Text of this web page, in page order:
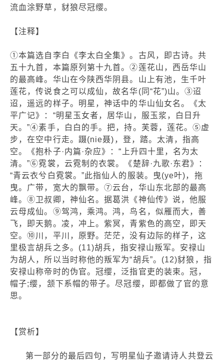
流血涂野草，豺狼尽冠缨。
【注释】
①本篇选自李白《李太白全集》。古风，即古诗。共
五十九首，本篇原列第十九首。②莲花山，西岳华山
的最高峰。华山在今陕西华阴县。山上有池，生千叶
莲花，传说食之可以成仙，故名华(同“花”)山。③迢
迢，遥远的样子。明星，神话中的华山仙女名。《太
平广记》：“明星玉女者，居华山，服玉浆，白日升
天。”④素手，白白的手。把，持。芙蓉，莲花。⑤虚
步，在空中行走。蹑(nie聂)，登，踏。太清，指高
空。《抱朴子·内篇·杂应》：“上升四十里，名为太
清。”⑥霓裳，云霓制的衣裳。《楚辞·九歌·东君》：
“青云衣兮白霓裳。”此指仙人的服装。曳(ye叶)，拖
曳。广带，宽大的飘带。⑦云台，华山东北部的最高
峰。⑧卫叔卿，神仙名。据葛洪《神仙传》说，他服
云母成仙。⑨驾鸿，乘鸿。鸿，鸟名，似雁而大，善
飞，即天鹅。凌，冲上。紫冥，青紫色的高空，即天
空。⑩川，平川，原野。茫茫，没有边际的样子，这
里极言胡兵之多。(11)胡兵，指安禄山叛军。安禄山
为胡人，所以当时称他的叛军为“胡兵”。(12)豺狼，指
安禄山称帝时的伪官。冠缨，泛指官吏的装束。冠，
帽子;缨，颔下系帽的带子。尽冠缨，即都做了官的意
思。
【赏析】
第一部分的最后四句，写明星仙子邀请诗人共登云